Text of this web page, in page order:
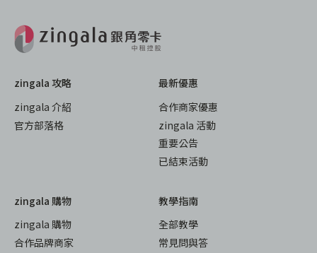
zingala 攻略
zingala 介紹
官方部落格
最新優惠
合作商家優惠
zingala 活動
重要公告
已結束活動
zingala 購物
zingala 購物
合作品牌商家
教學指南
全部教學
常見問與答